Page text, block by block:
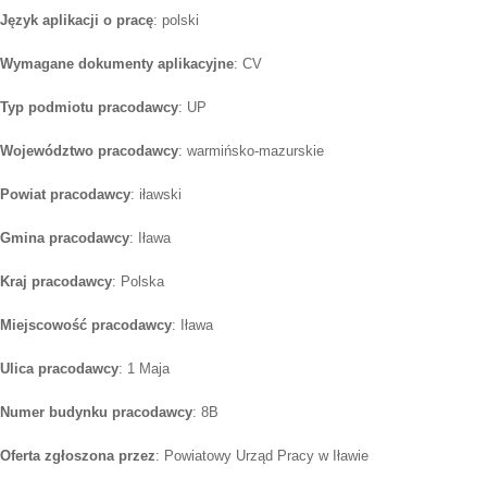
Język aplikacji o pracę: polski
Wymagane dokumenty aplikacyjne: CV
Typ podmiotu pracodawcy: UP
Województwo pracodawcy: warmińsko-mazurskie
Powiat pracodawcy: iławski
Gmina pracodawcy: Iława
Kraj pracodawcy: Polska
Miejscowość pracodawcy: Iława
Ulica pracodawcy: 1 Maja
Numer budynku pracodawcy: 8B
Oferta zgłoszona przez: Powiatowy Urząd Pracy w Iławie